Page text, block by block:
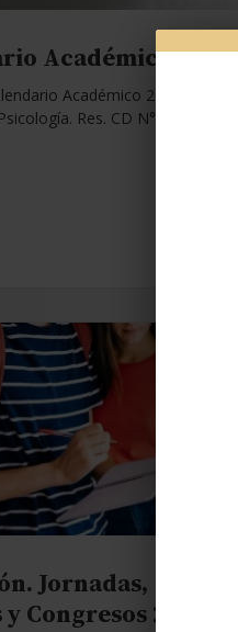
Académico 2026.
Académico 2026 de la
Res. CD N°1112/25.
Jornadas,
Congresos 2026.